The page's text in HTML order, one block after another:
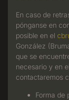
En caso de
pónganse en
posible en el
González
que se
necesario y en
contactaremos
Forma de